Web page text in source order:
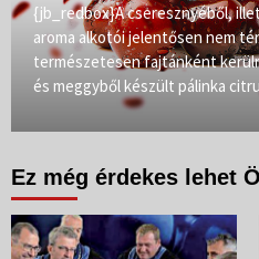
{jb_redbox}A cseresznyéből,
aroma alkotói jelentősen nem
természetesen fajtánként
és meggyből készült pálinka
Ez még érdekes lehet